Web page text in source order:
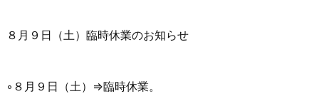
８月９日（土）臨時休業のお知らせ
◦８月９日（土）⇒臨時休業。